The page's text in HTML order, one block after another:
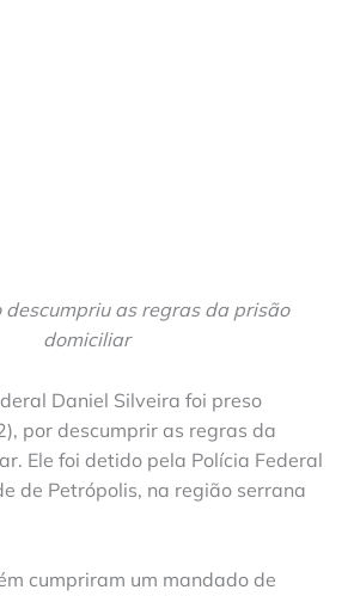
as regras da prisão
domiciliar
Daniel Silveira foi preso
por descumprir as regras da
Ele foi detido pela Polícia Federal
de Petrópolis, na região serrana
cumpriram um mandado de